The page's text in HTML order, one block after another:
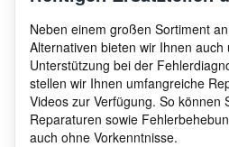
Neben einem großen Sortiment
Alternativen bieten wir Ihnen auch
Unterstützung bei der
stellen wir Ihnen umfangreiche
Videos zur Verfügung. So können
Reparaturen sowie
auch ohne Vorkenntnisse.